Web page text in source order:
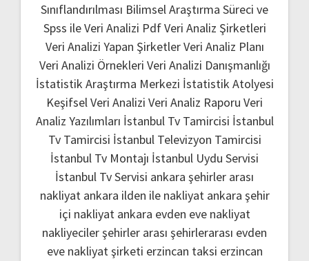
Sınıflandırılması Bilimsel Araştırma Süreci ve
Spss ile Veri Analizi PdfVeri Analiz Şirketleri
Veri Analizi Yapan ŞirketlerVeri Analiz Planı
Veri Analizi Örnekleri Veri Analizi Danışmanlığı
İstatistik Araştırma Merkezi İstatistik Atolyesi
Keşifsel Veri Analizi Veri Analiz Raporu Veri
Analiz Yazılımları İstanbul Tv Tamircisi İstanbul
Tv Tamircisi İstanbul Televizyon Tamircisi
İstanbul Tv Montajı İstanbul Uydu Servisi
İstanbul Tv Servisi ankara şehirler arası
nakliyat ankara ilden ile nakliyat ankara şehir
içi nakliyat ankara evden eve nakliyat
nakliyeciler şehirler arası şehirlerarası evden
eve nakliyat şirketi erzincan taksi erzincan